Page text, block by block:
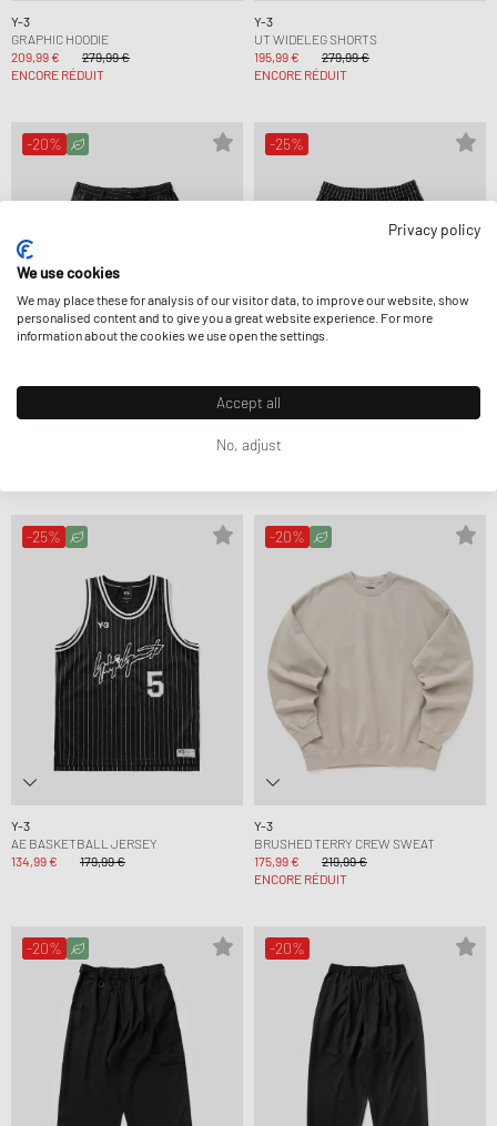
Y-3
GRAPHIC HOODIE
209,99 €
279,99 €
ENCORE RÉDUIT
Y-3
UT WIDELEG SHORTS
195,99 €
279,99 €
ENCORE RÉDUIT
-20%
PINSTRIPE SPORT UNIFORM SHORTS
-25%
MESH PINSTRIPE SHORTS
-25%
Y-3
AE BASKETBALL JERSEY
134,99 €
179,99 €
-20%
Y-3
BRUSHED TERRY CREW SWEAT
175,99 €
219,99 €
ENCORE RÉDUIT
-20% -20%
Privacy policy
We use cookies
We may place these for analysis of our visitor data, to improve our website, show
personalised content and to give you a great website experience. For more
information about the cookies we use open the settings.
Accept all
No, adjust